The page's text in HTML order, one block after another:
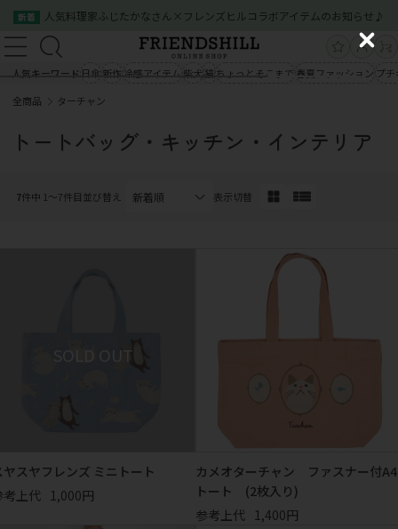
商品一覧
会社概要
お問い合わせ
新着 人気料理家ふじたかなさん×フレンズヒルコラボアイテムのお知らせ♪
人気キーワード 日傘 新作 冷感アイテム 柴犬猫 ちょっとそこまで 春夏ファッション プ
クイックオーダー
ご利用案内
全商品 ターチャン
トートバッグ・キッチン・インテリア
7件中 1〜7件目並び替え 表示切替
ヤスヤフレンズ ミニトート
考上代 1,000円
カメオターチャン ファスナー付A4
トート (2枚入り)
参考上代
1,400円
C
l